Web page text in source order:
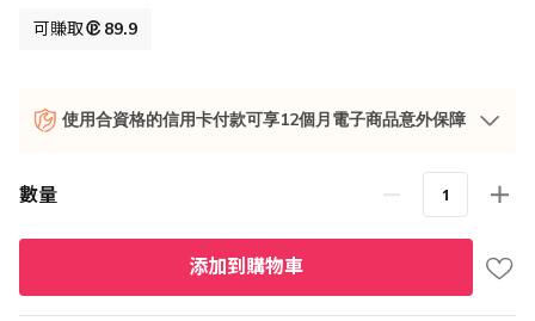
可賺取 89.9
使用合資格的信用卡付款可享12個月電子商品意外保障
數量
添加到購物車